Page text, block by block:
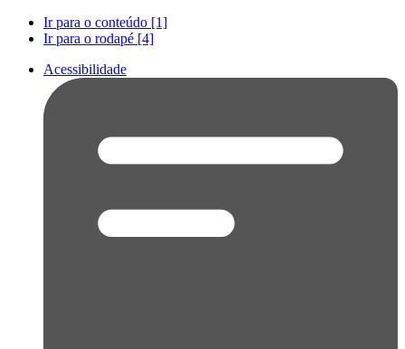
Ir para o conteúdo [1]
Ir para o rodapé [4]
Acessibilidade